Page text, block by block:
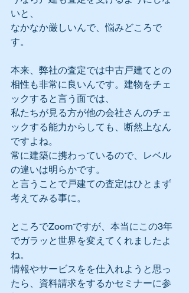
いと、
なかなか厳しいんで、悩みどころで
す。
本来、弊社の査定では中古戸建てとの
相性も非常に良いんです。建物をチェ
ックすると言う面では、
私たちが見る方が他の会社さんのチェ
ックする能力からしても、断然上なん
ですよね。
常に建築に携わっているので、レベル
の違いは明らかです。
と言うことで戸建ての査定はひとまず
考えてみる事に。
ところでZoomですが、本当にこの3年
でガラッと世界を変えてくれましたよ
ね。
情報やサービスをを仕入れようと思っ
たら、資料請求をするかセミナーに参